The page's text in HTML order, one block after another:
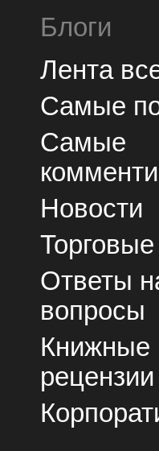
Блоги
Лента
Самые
Самые
Новости
Ответы
вопросы
Книжные
рецензии